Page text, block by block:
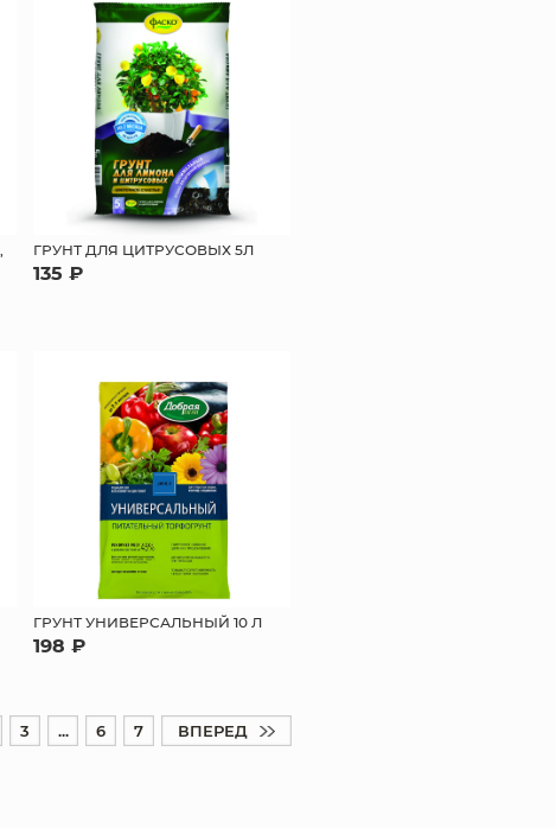
ГРУНТ ДЛЯ ЦИТРУСОВЫХ 5Л
135 ₽
ГРУНТ УНИВЕРСАЛЬНЫЙ 10 Л
198 ₽
3 ... 6 7 ВПЕРЕД